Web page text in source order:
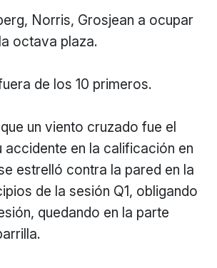
Norris, Grosjean a ocupar
octava plaza.
de los 10 primeros.
un viento cruzado fue el
accidente en la calificación en
estrelló contra la pared en la
de la sesión Q1, obligando
quedando en la parte